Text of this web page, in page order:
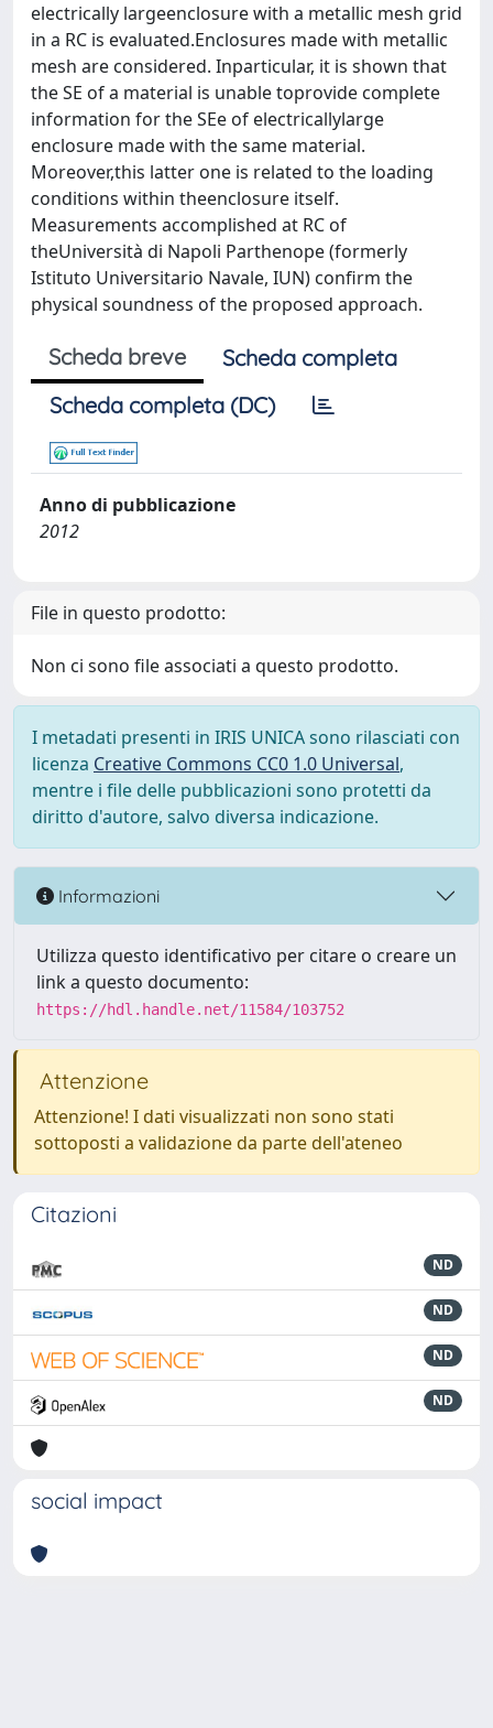
electrically largeenclosure with a metallic mesh grid
in a RC is evaluated.Enclosures made with metallic
mesh are considered. Inparticular, it is shown that
the SE of a material is unable toprovide complete
information for the SEe of electricallylarge
enclosure made with the same material.
Moreover,this latter one is related to the loading
conditions within theenclosure itself.
Measurements accomplished at RC of
theUniversità di Napoli Parthenope (formerly
Istituto Universitario Navale, IUN) confirm the
physical soundness of the proposed approach.
Scheda breve
Scheda completa
Scheda completa (DC)
Anno di pubblicazione
2012
File in questo prodotto:
Non ci sono file associati a questo prodotto.
I metadati presenti in IRIS UNICA sono rilasciati con
licenza Creative Commons CC0 1.0 Universal,
mentre i file delle pubblicazioni sono protetti da
diritto d'autore, salvo diversa indicazione.
Informazioni
Utilizza questo identificativo per citare o creare un
link a questo documento:
https://hdl.handle.net/11584/103752
Attenzione
Attenzione! I dati visualizzati non sono stati
sottoposti a validazione da parte dell'ateneo
Citazioni
ND
ND
ND
ND
social impact